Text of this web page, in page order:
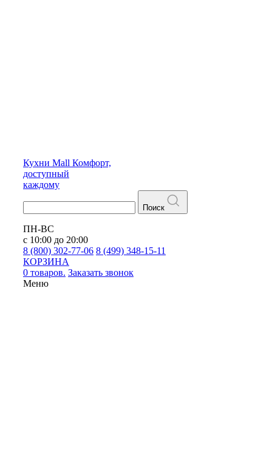
Кухни Mall Комфорт,
доступный
каждому
Поиск
ПН-ВС
с 10:00 до 20:00
8 (800) 302-77-06 8 (499) 348-15-11
КОРЗИНА
0 товаров. Заказать звонок
Меню